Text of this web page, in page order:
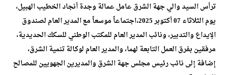
ترأس السيد والي جهة الشرق عامل عمالة وجدة أنجاد الخطيب الهبيل،
يوم الثلاثاء 07 أكتوبر 2025،اجتماعاً موسعاً مع المدير العام لصندوق
الإيداع والتدبير، ونائب المدير العام للمكتب الوطني للسكك الحديدية،
مرفقين بفرق العمل التابعة لهما، والمدير العام لوكالة تنمية الشرق،
إضافة إلى نائب رئيس مجلس جهة الشرق والمديرين الجهويين للمصالح